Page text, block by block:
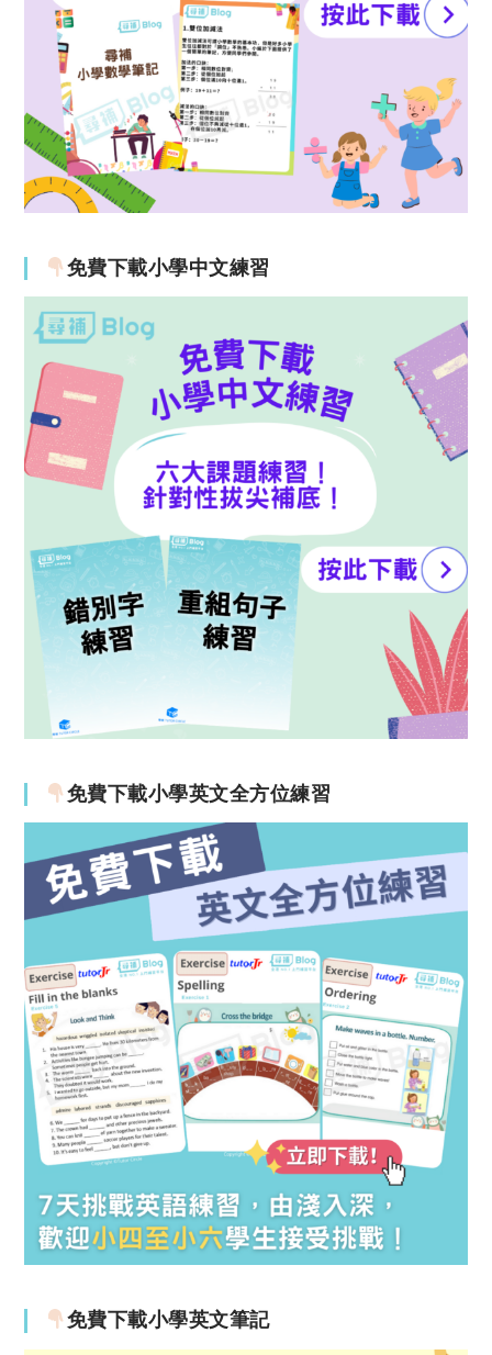
免費下載小學中文練習
免費下載小學英文全方位練習
免費下載小學英文筆記